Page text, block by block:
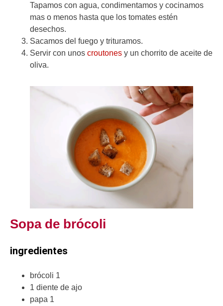
Tapamos con agua, condimentamos y cocinamos
mas o menos hasta que los tomates estén
desechos.
Sacamos del fuego y trituramos.
Servir con unos croutones y un chorrito de aceite de
oliva.
Sopa de brócoli
ingredientes
brócoli 1
1 diente de ajo
papa 1